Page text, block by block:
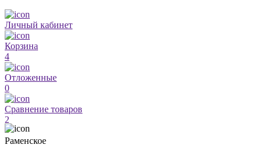
Личный кабинет
Корзина
4
Отложенные
0
Сравнение товаров
2
Раменское